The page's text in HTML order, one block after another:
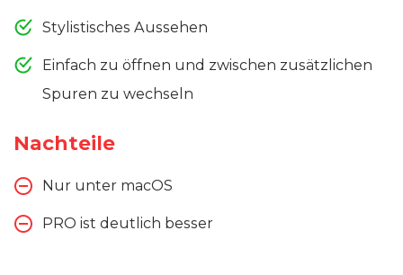
Stylistisches Aussehen
Einfach zu öffnen und zwischen zusätzlichen
Spuren zu wechseln
Nachteile
Nur unter macOS
PRO ist deutlich besser